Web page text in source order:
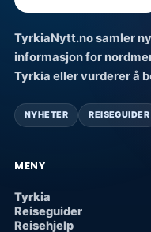
TyrkiaNytt.no samler
informasjon for
Tyrkia eller vurderer å
NYHETER REISEGUIDER
MENY
Tyrkia
Reiseguider
Reisehjelp